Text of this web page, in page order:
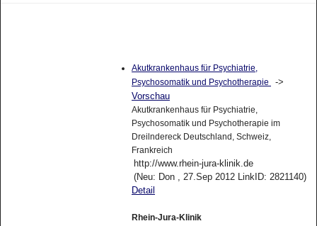
Akutkrankenhaus für Psychiatrie,
Psychosomatik und Psychotherapie
->
Vorschau
Akutkrankenhaus für Psychiatrie,
Psychosomatik und Psychotherapie im
Dreilndereck Deutschland, Schweiz,
Frankreich
http://www.rhein-jura-klinik.de
(Neu: Don , 27.Sep 2012 LinkID: 2821140)
Detail
Rhein-Jura-Klinik